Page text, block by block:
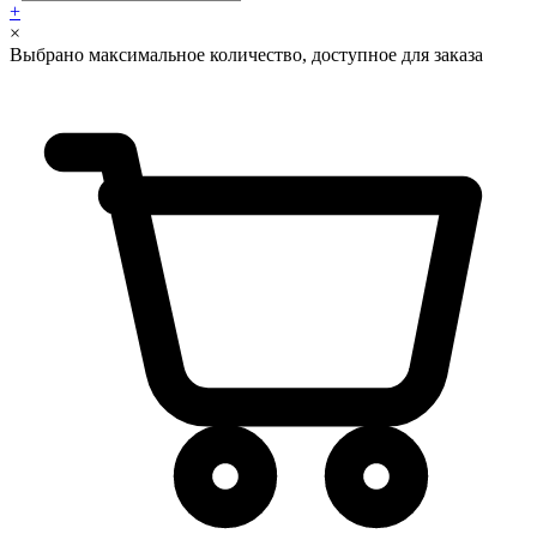
+
×
Выбрано максимальное количество, доступное для заказа